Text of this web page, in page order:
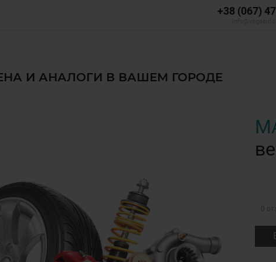
+38 (067)
И АНАЛОГИ В ВАШЕМ ГОРОДЕ
0